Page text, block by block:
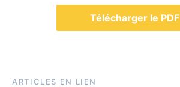
Télécharger le PDF
ARTICLES EN LIEN